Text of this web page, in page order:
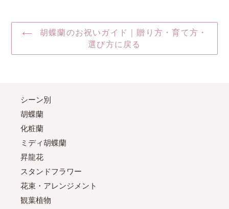
胡蝶蘭のお祝いガイド｜贈り方・育て方・
選び方に戻る
シーン別
胡蝶蘭
化粧蘭
ミディ胡蝶蘭
昇龍花
スタンドフラワー
花束・アレンジメント
観葉植物